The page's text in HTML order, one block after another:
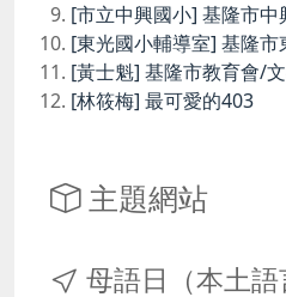
[市立中興國小] 基隆市
[東光國小輔導室] 基隆市
[黃士魁] 基隆市教育會/
[林筱梅] 最可愛的403
主題網站
母語日（本土語